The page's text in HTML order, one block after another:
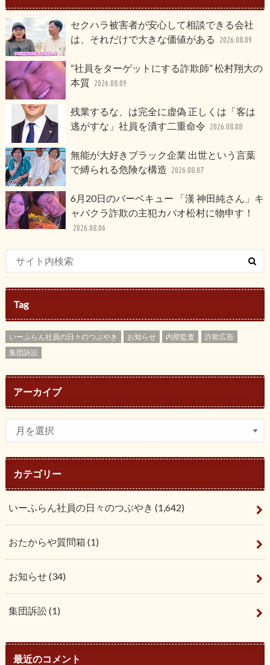
セクハラ被害者が安心して相談できる会社
は、それだけで大きな価値がある
2026.08.09
“社員をターゲットにする詐欺師” 松村翔大の
本質 2026.08.09
残業するな、は完全に虚偽 正しくは「客は
逃がすな」社員を潰す二重命令 2026.08.08
無能が大好きブラック企業 出世という言葉
で縛られる危険な構造 2026.08.07
6月20日のバーベキュー 「漢 神田純さん」キ
ャバクラ詐欺の主犯カバオ松村に物申す！
2026.08.06
Tag
いーふらん社員の日々のつぶやき お知らせ 内部監査
詐欺広告
集団訴訟
アーカイブ
カテゴリー
いーふらん社員の日々のつぶやき (1,642)
おたからや質問箱 (1)
お知らせ(34)
集団訴訟(1)
最近のコメント